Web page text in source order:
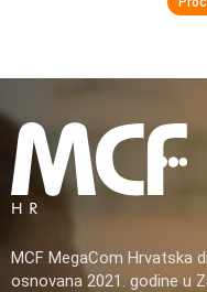
MCF MegaCom Hrvatska
osnovana 2021. godine u